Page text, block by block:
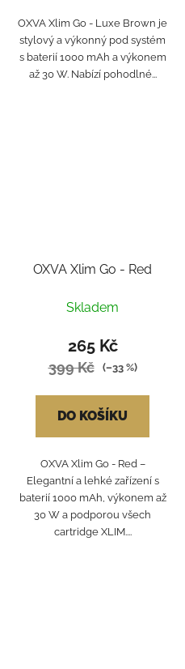
OXVA Xlim Go - Luxe Brown je
stylový a výkonný pod systém
s baterií 1000 mAh a výkonem
až 30 W. Nabízí pohodlné...
OXVA Xlim Go - Red
Skladem
265 Kč
399 Kč (–33 %)
DO KOŠÍKU
OXVA Xlim Go - Red –
Elegantní a lehké zařízení s
baterií 1000 mAh, výkonem až
30 W a podporou všech
cartridge XLIM....